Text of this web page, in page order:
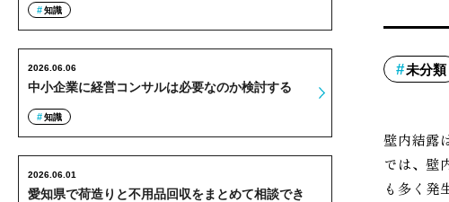
未分類
壁内結露
では、壁
も多く発
知識
中小企業に経営コンサルは必要なのか検討する
2026.06.06
知識
愛知県で荷造りと不用品回収をまとめて相談でき
2026.06.01